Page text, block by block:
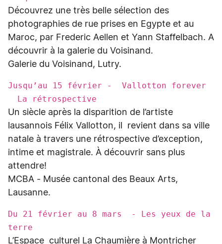
Découvrez une très belle sélection des
photographies de rue prises en Egypte et au
Maroc, par Frederic Aellen et Yann Staffelbach. A
découvrir à la galerie du Voisinand.
Galerie du Voisinand, Lutry.
Jusqu’au 15 février - Vallotton forever
La rétrospective
Un siècle après la disparition de l’artiste
lausannois Félix Vallotton, il revient dans sa ville
natale à travers une rétrospective d’exception,
intime et magistrale. À découvrir sans plus
attendre!
MCBA - Musée cantonal des Beaux Arts,
Lausanne.
Du 21 février au 8 mars - Les yeux de la
terre
L’Espace culturel La Chaumière à Montricher